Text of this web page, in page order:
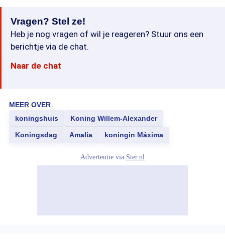
Vragen? Stel ze!
Heb je nog vragen of wil je reageren? Stuur ons een
berichtje via de chat.
Naar de chat
MEER OVER
koningshuis
Koning Willem-Alexander
Koningsdag Amalia koningin Máxima
Advertentie via Ster.nl